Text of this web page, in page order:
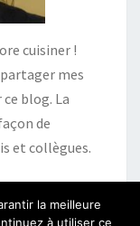
cuisiner !
mes
blog. La
de
et collègues.
la meilleure
à utiliser ce